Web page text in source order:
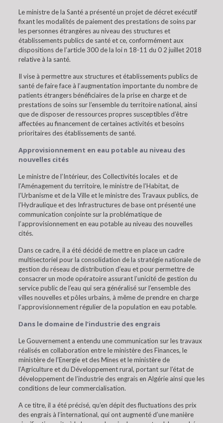
Le ministre de la Santé a présenté un projet de décret exécutif
fixant les modalités de paiement des prestations de soins par
les personnes étrangères au niveau des structures et
établissements publics de santé et ce, conformément aux
dispositions de l’article 300 de la loi n 18-11 du 0 2 juillet 2018
relative à la santé.
Il vise à permettre aux structures et établissements publics de
santé de faire face à l’augmentation importante du nombre de
patients étrangers bénéficiaires de la prise en charge et de
prestations de soins sur l’ensemble du territoire national, ainsi
que de disposer de ressources propres susceptibles d’être
affectées au financement de certaines activités et besoins
prioritaires des établissements de santé.
Approvisionnement en eau potable au niveau des
nouvelles cités
Le ministre de l’Intérieur, des Collectivités locales et de
l’Aménagement du territoire, le ministre de l’Habitat, de
l’Urbanisme et de la Ville et le ministre des Travaux publics, de
l’Hydraulique et des Infrastructures de base ont présenté une
communication conjointe sur la problématique de
l’approvisionnement en eau potable au niveau des nouvelles
cités.
Dans ce cadre, il a été décidé de mettre en place un cadre
multisectoriel pour la consolidation de la stratégie nationale de
gestion du réseau de distribution d’eau et pour permettre de
consacrer un mode opératoire assurant l’unicité de gestion du
service public de l’eau qui sera généralisé sur l’ensemble des
villes nouvelles et pôles urbains, à même de prendre en charge
l’approvisionnement régulier de la population en eau potable.
Dans le domaine de l’industrie des engrais
Le Gouvernement a entendu une communication sur les travaux
réalisés en collaboration entre le ministère des Finances, le
ministère de l’Energie et des Mines et le ministère de
l’Agriculture et du Développement rural, portant sur l’état de
développement de l’industrie des engrais en Algérie ainsi que les
conditions de leur commercialisation.
A ce titre, il a été précisé, qu’en dépit des fluctuations des prix
des engrais à l’international, qui ont augmenté d’une manière